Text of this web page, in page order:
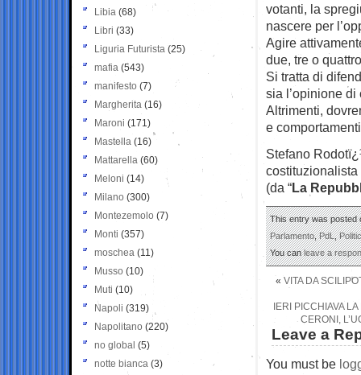
votanti, la
nascere per
Agire
due, tre o
Si tratta di
sia l’opinione di
Altrimenti,
e
Stefano
costituzionalista
(da “La
This entry was posted
Parlamento,PdL,
You canleave a
« VITA DA
IERI PICCHIAVA
CERONI,
Leave a
You must be
Libia (68)
Libri (33)
Liguria Futurista (25)
mafia (543)
manifesto (7)
Margherita (16)
Maroni (171)
Mastella (16)
Mattarella (60)
Meloni (14)
Milano (300)
Montezemolo (7)
Monti (357)
moschea (11)
Musso (10)
Muti (10)
Napoli (319)
Napolitano (220)
no global (5)
notte bianca (3)